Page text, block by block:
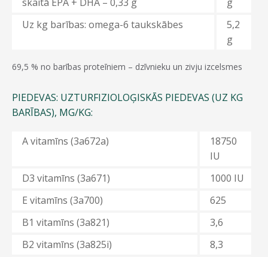
Uz kg barības: omega-6 taukskābes
5,2
g
69,5 % no barības proteīniem – dzīvnieku un zivju izcelsmes
PIEDEVAS: UZTURFIZIOLOĢISKĀS PIEDEVAS (UZ KG
BARĪBAS), MG/KG:
A vitamīns (3a672a)
18750
IU
D3 vitamīns (3a671)
1000 IU
E vitamīns (3a700)
625
В1 vitamīns (3а821)
3,6
В2 vitamīns (3a825i)
8,3